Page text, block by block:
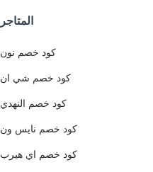
المتاجر
كود خصم نون
كود خصم شي ان
كود خصم النهدي
كود خصم نايس ون
كود خصم اي هيرب